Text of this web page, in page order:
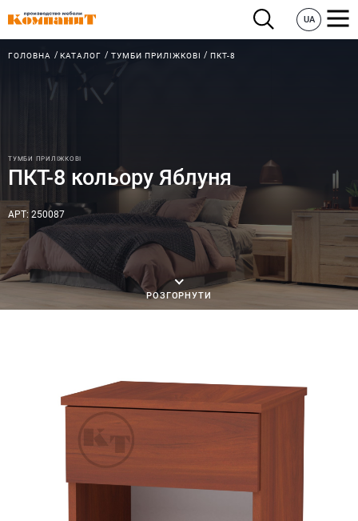
UA
ГОЛОВНА КАТАЛОГ ТУМБИ ПРИЛІЖКОВІ ПКТ-8
ТУМБИ ПРИЛІЖКОВІ
ПКТ-8 кольору Яблуня
АРТ: 250087
РОЗГОРНУТИ